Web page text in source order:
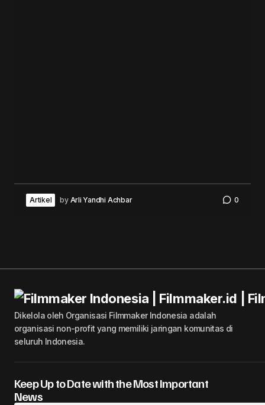
Artikel by Arli Yandhi Achbar 0
Dikelola oleh Organisasi Filmmaker Indonesia adalah
organisasi non-profit yang memiliki jaringan komunitas di
seluruh Indonesia.
Keep Up to Date with the Most Important
News